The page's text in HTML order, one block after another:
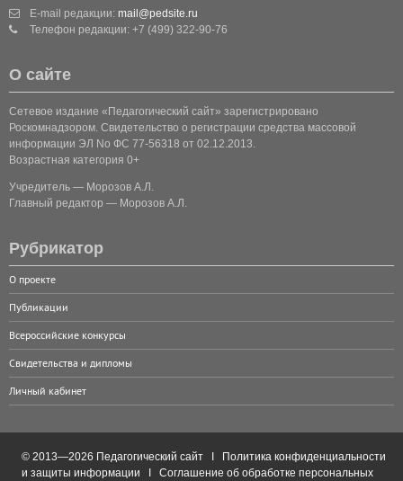
E-mail редакции: mail@pedsite.ru
Телефон редакции: +7 (499) 322-90-76
О сайте
Сетевое издание «Педагогический сайт» зарегистрировано
Роскомнадзором. Свидетельство о регистрации средства массовой
информации ЭЛ No ФС 77-56318 от 02.12.2013.
Возрастная категория 0+
Учредитель — Морозов А.Л.
Главный редактор — Морозов А.Л.
Рубрикатор
О проекте
Публикации
Всероссийские конкурсы
Свидетельства и дипломы
Личный кабинет
© 2013—2026 Педагогический сайт I
Политика конфиденциальности
и защиты информации
Соглашение об обработке персональных